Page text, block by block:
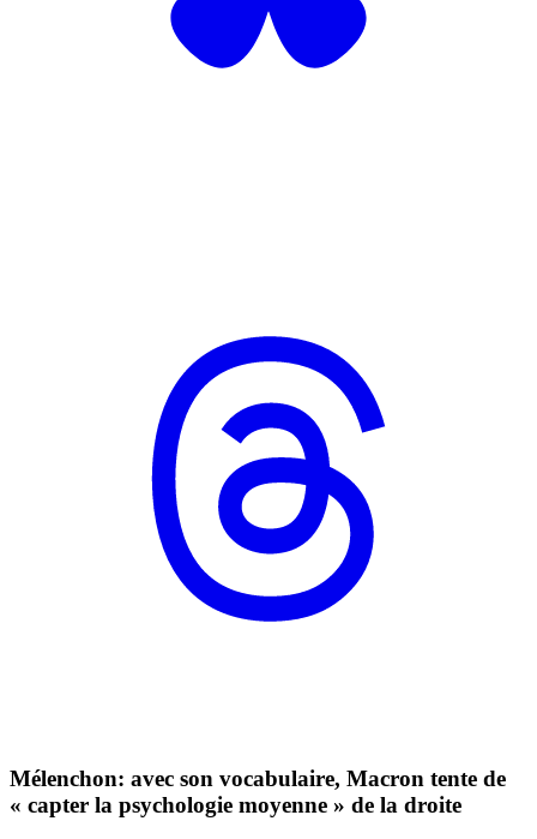
Mélenchon: avec son vocabulaire, Macron tente de
« capter la psychologie moyenne » de la droite